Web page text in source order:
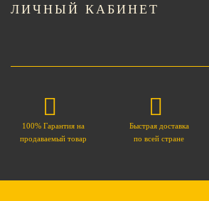
ЛИЧНЫЙ КАБИНЕТ
100% Гарантия на
продаваемый товар
Быстрая доставка
по всей стране